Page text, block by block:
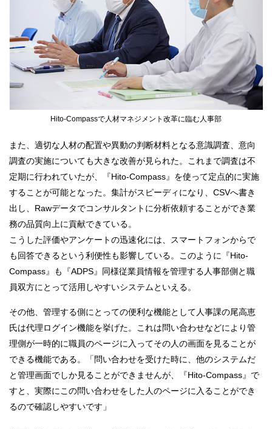
Hito-Compassで人材マネジメント改革に臨む人事部
また、適切な人材の配置や異動の判断材料となる意識調査、意向
調査の実施についても大きな改善が見られた。これまで調査は不
定期に行われていたが、『Hito-Compass』を使って定点的に実施
することが可能となった。集計がスピーディになり、CSVへ書き
出し、Rawデータでコンサルタントに分析依頼することができ業
務の品質向上に貢献できている。
こうした評価やアンケートの迅速化には、スマートフォンからで
も回答できるという利便性も影響している。このように『Hito-
Compass』も『ADPS』同様従業員情報を管理する人事部側と職
員双方にとって活用しやすいシステムといえる。
その他、管理する側にとっての便利な機能として人事課の尾高恵
氏は代理ログイン機能を挙げた。これは問い合わせなどにより管
理側が一時的に職員のページに入ってその人の画面を見ることが
できる機能である。「問い合わせを受けた時に、他のシステムだ
と管理画面でしか見ることができませんが、『Hito-Compass』で
すと、実際にこの問い合わせをした人のページに入ることができ
るので確認しやすいです」